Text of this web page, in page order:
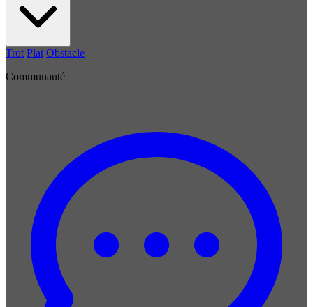
Trot Plat Obstacle
Communauté